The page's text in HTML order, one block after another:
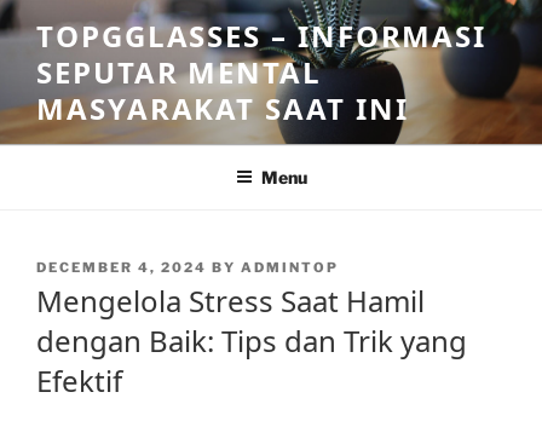
Skip
to
content
TOPGGLASSES – INFORMASI
SEPUTAR MENTAL
MASYARAKAT SAAT INI
Menu
POSTED
DECEMBER 4, 2024 BY ADMINTOP
Mengelola Stress Saat Hamil
dengan Baik: Tips dan Trik yang
Efektif